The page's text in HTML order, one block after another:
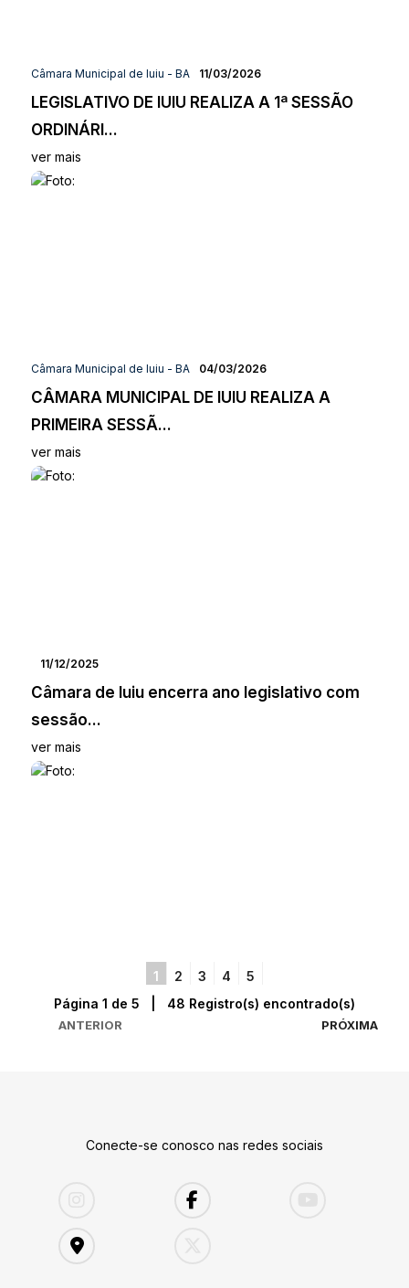
Câmara Municipal de Iuiu - BA 11/03/2026
LEGISLATIVO DE IUIU REALIZA A 1ª SESSÃO
ORDINÁRI...
ver mais
Câmara Municipal de Iuiu - BA 04/03/2026
CÂMARA MUNICIPAL DE IUIU REALIZA A
PRIMEIRA SESSÃ...
ver mais
11/12/2025
Câmara de Iuiu encerra ano legislativo com
sessão...
ver mais
1 2 3 4 5
ANTERIOR
Página 1 de 5 | 48 Registro(s) encontrado(s)
PRÓXIMA
Conecte-se conosco nas redes sociais